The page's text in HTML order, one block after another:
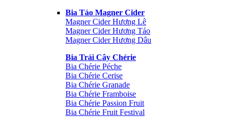
Bia Táo Magner Cider
Magner Cider Hương Lê
Magner Cider Hương Táo
Magner Cider Hương Dâu
Bia Trái Cây Chérie
Bia Chérie Péche
Bia Chérie Cerise
Bia Chérie Granade
Bia Chérie Framboise
Bia Chérie Passion Fruit
Bia Chérie Fruit Festival